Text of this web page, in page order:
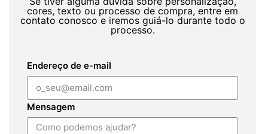
cores, texto ou processo de compra, entre em
contato conosco e iremos guiá-lo durante todo o
processo.
Endereço de e-mail
Mensagem